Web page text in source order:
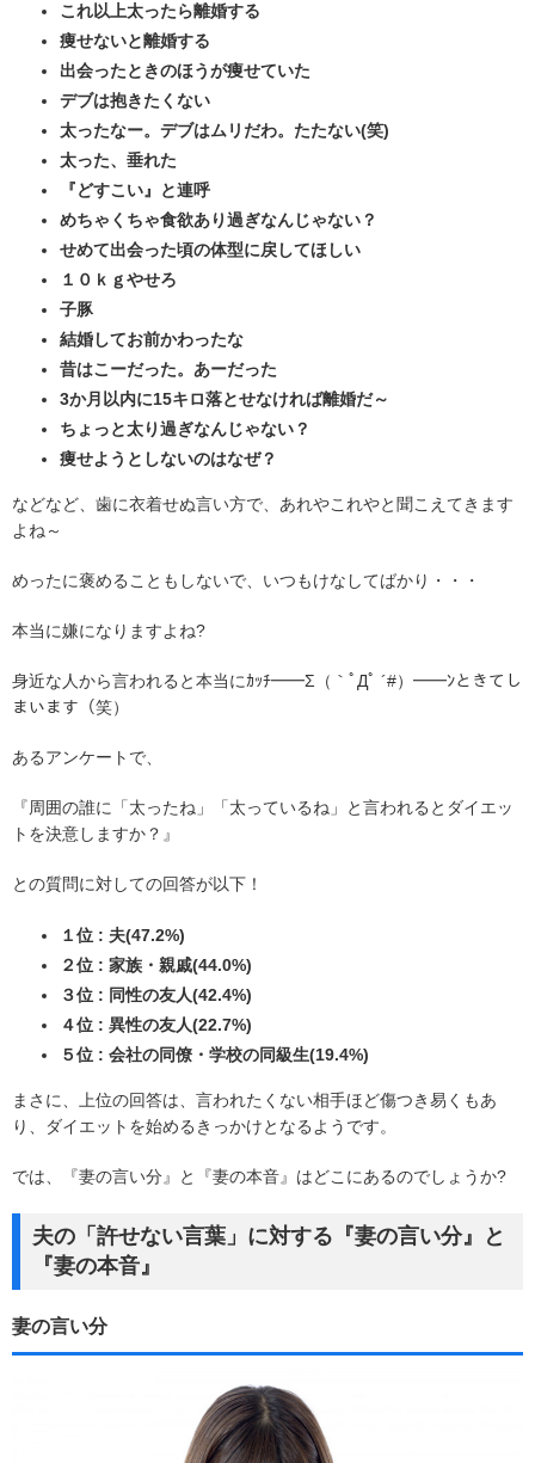
これ以上太ったら離婚する
痩せないと離婚する
出会ったときのほうが痩せていた
デブは抱きたくない
太ったなー。デブはムリだわ。たたない(笑)
太った、垂れた
『どすこい』と連呼
めちゃくちゃ食欲あり過ぎなんじゃない？
せめて出会った頃の体型に戻してほしい
１０ｋｇやせろ
子豚
結婚してお前かわったな
昔はこーだった。あーだった
3か月以内に15キロ落とせなければ離婚だ～
ちょっと太り過ぎなんじゃない？
痩せようとしないのはなぜ？
などなど、歯に衣着せぬ言い方で、あれやこれやと聞こえてきます
よね～
めったに褒めることもしないで、いつもけなしてばかり・・・
本当に嫌になりますよね?
身近な人から言われると本当にｶｯﾁ━━Σ（｀ﾟДﾟ ´#）━━ﾝときてし
まいます（笑）
あるアンケートで、
『周囲の誰に「太ったね」「太っているね」と言われるとダイエッ
トを決意しますか？』
との質問に対しての回答が以下！
１位 : 夫(47.2%)
２位 : 家族・親戚(44.0%)
３位 : 同性の友人(42.4%)
４位 : 異性の友人(22.7%)
５位 : 会社の同僚・学校の同級生(19.4%)
まさに、上位の回答は、言われたくない相手ほど傷つき易くもあ
り、ダイエットを始めるきっかけとなるようです。
では、『妻の言い分』と『妻の本音』はどこにあるのでしょうか?
夫の「許せない言葉」に対する『妻の言い分』と
『妻の本音』
妻の言い分